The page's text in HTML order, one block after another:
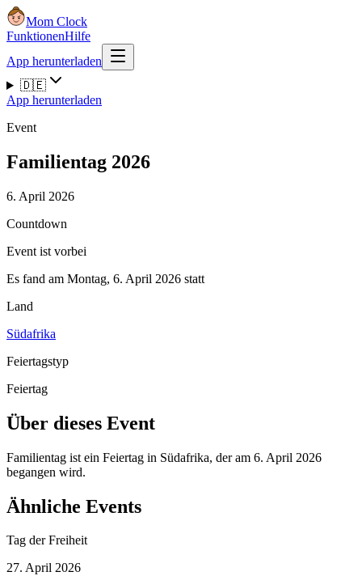
Mom Clock
FunktionenHilfe
App herunterladen
🇩🇪
App herunterladen
Event
Familientag 2026
6. April 2026
Countdown
Event ist vorbei
Es fand am Montag, 6. April 2026 statt
Land
Südafrika
Feiertagstyp
Feiertag
Über dieses Event
Familientag ist ein Feiertag in Südafrika, der am 6. April 2026
begangen wird.
Ähnliche Events
Tag der Freiheit
27. April 2026